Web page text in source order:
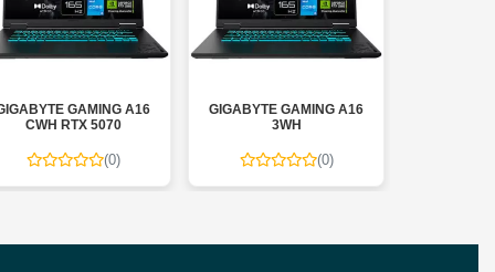
GAMING A16
CWH RTX 5070
(0)
GIGABYTE GAMING A16
3WH
(0)